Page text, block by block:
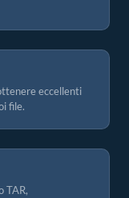
eccellenti
file.
TAR,